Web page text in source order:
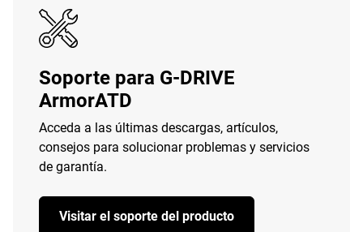
Soporte para G-DRIVE
ArmorATD
Acceda a las últimas descargas, artículos,
consejos para solucionar problemas y servicios
de garantía.
Visitar el soporte del producto